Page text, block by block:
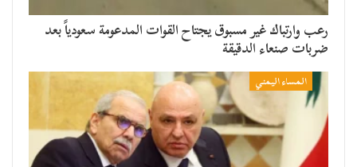
رعب وارتباك غير مسبوق يجتاح القوات المدعومة سعودياً بعد
ضربات صنعاء الدقيقة
المساء اليمني